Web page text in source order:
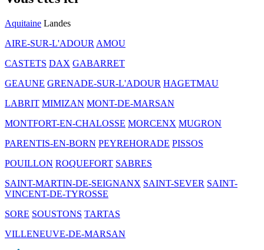
Aquitaine Landes
AIRE-SUR-L'ADOUR AMOU
CASTETS DAX GABARRET
GEAUNE GRENADE-SUR-L'ADOUR HAGETMAU
LABRIT MIMIZAN MONT-DE-MARSAN
MONTFORT-EN-CHALOSSE MORCENX MUGRON
PARENTIS-EN-BORN PEYREHORADE PISSOS
POUILLON ROQUEFORT SABRES
SAINT-MARTIN-DE-SEIGNANX SAINT-SEVER SAINT-
VINCENT-DE-TYROSSE
SORE SOUSTONS TARTAS
VILLENEUVE-DE-MARSAN